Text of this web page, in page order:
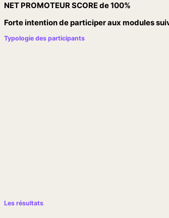
NET PROMOTEUR SCORE de 100%
Forte intention de participer aux modules
Typologie des participants
Les résultats